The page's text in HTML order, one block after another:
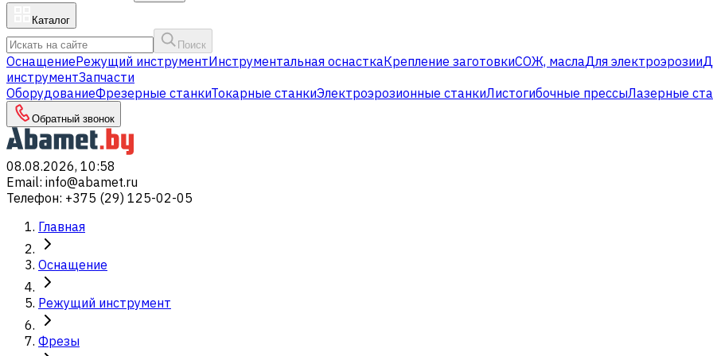
Каталог
Поиск
ОснащениеРежущий инструментИнструментальная оснасткаКрепление заготовкиСОЖ, маслаДля электроэрозии
инструментЗапчасти
ОборудованиеФрезерные станкиТокарные станкиЭлектроэрозионные станкиЛистогибочные прессыЛазерные
Обратный звонок
08.08.2026, 10:58
Email: info@abamet.ru
Телефон: +375 (29) 125-02-05
Главная
Оснащение
Режущий инструмент
Фрезы